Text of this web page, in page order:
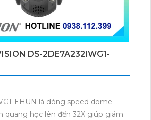
DS-2DE7A232IWG1-
EHUN là dòng speed dome
quang học lên đến 32X giúp giám